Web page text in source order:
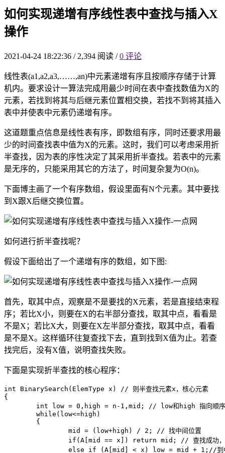
如何实现递增有序线性表中查找与插入X
操作
2021-04-24 18:22:36 /2,394 阅读 / 0 评论
线性表(a1,a2,a3,……,an)中元素递增有序且按顺序存储于计算
机内。要求设计一算法完成用最少时间在表中查找数值为X的
元素，若找到将其与后继元素位置相交换，若找不到将其插入
表中并使表中元素仍递增有序。
这道题重点信息是线性表有序，即数组有序，同时还要求用最
少的时间查找表中值为X的元素。这时，我们可以考虑采用折
半查找，因为表的序性决定了其采用折半查找。若表中的元素
是无序的，只能采用其它的方法了，时间复杂复为O(n)。
下面博主画了一个有序数组，假设里面有N个元素。其中要找
到X跟X后继交换位置。
如何进行折半查找呢？
假设下面给出了一个递增有序的数组，如下图:
首先，取其中点，观察是不是要找的X元素，若是直接结束程
序；若比X小，则要在X的右半部分查找，取其中点，看看是
不是X；若比X大，则要在X左半部分查找，取其中点，看看
是不是X。这样循环往复查找下去，直到找到X值为止。若查
找完后，没有X值，说明查找失败。
下面是实现折半查找的核心程序：
int BinarySearch(ElemType x) // 则半查找元素x，核心元素
{